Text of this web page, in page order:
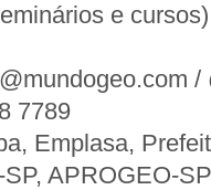
e
/
7789
Emplasa,
APROGEO-